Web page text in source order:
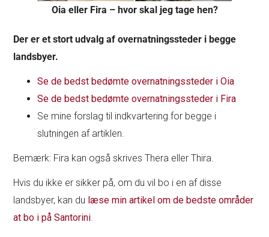
Oia eller Fira – hvor skal jeg tage hen?
Der er et stort udvalg af overnatningssteder i begge
landsbyer.
Se de bedst bedømte overnatningssteder i Oia
Se de bedst bedømte overnatningssteder i Fira
Se mine forslag til indkvartering for begge i
slutningen af artiklen.
Bemærk: Fira kan også skrives Thera eller Thira.
Hvis du ikke er sikker på, om du vil bo i en af disse
landsbyer, kan du læse min artikel om de bedste områder
at bo i på Santorini